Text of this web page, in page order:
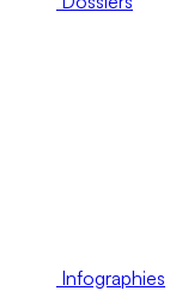
Infographies